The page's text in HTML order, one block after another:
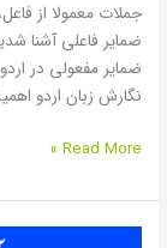
جملات معمولا از
ضمایر فاعلی آشنا
ضمایر مفعولی در
نگارش زبان اردو
Read More »